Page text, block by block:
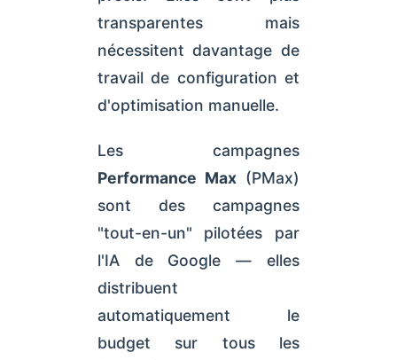
transparentes mais
nécessitent davantage de
travail de configuration et
d'optimisation manuelle.
Les campagnes
Performance Max (PMax)
sont des campagnes
"tout-en-un" pilotées par
l'IA de Google — elles
distribuent
automatiquement le
budget sur tous les